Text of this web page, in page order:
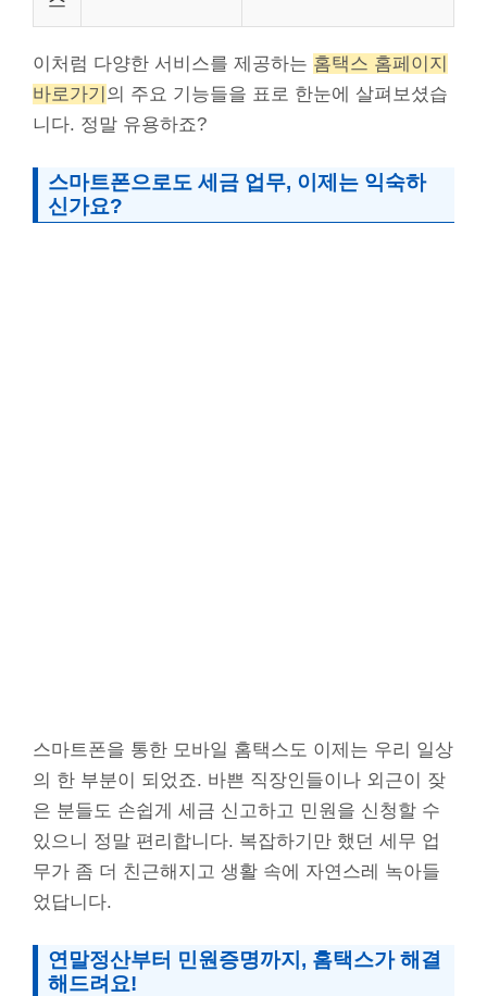
이처럼 다양한 서비스를 제공하는 홈택스 홈페이지
바로가기 의 주요 기능들을 표로 한눈에 살펴보셨습
니다. 정말 유용하죠?
스마트폰으로도 세금 업무, 이제는 익숙하
신가요?
스마트폰을 통한 모바일 홈택스도 이제는 우리 일상
의 한 부분이 되었죠. 바쁜 직장인들이나 외근이 잦
은 분들도 손쉽게 세금 신고하고 민원을 신청할 수
있으니 정말 편리합니다. 복잡하기만 했던 세무 업
무가 좀 더 친근해지고 생활 속에 자연스레 녹아들
었답니다.
연말정산부터 민원증명까지, 홈택스가 해결
해드려요!